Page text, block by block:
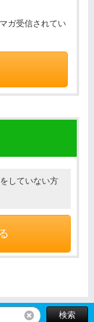
ガ受信されてい
していない方
リセット検索